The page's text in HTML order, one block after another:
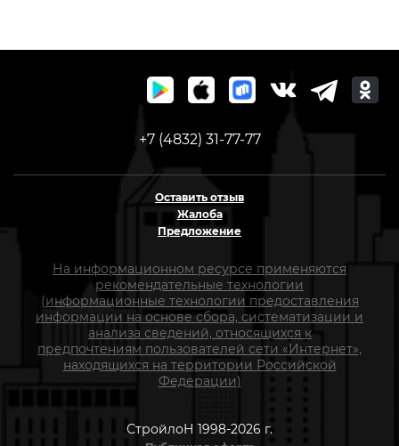
+7 (4832) 31-77-77
Оставить отзыв
Жалоба
Предложение
На информационном ресурсе применяются
рекомендательные технологии
(информационные технологии предоставления
информации на основе сбора, систематизации и
анализа сведений, относящихся к
предпочтениям пользователей сети «Интернет»,
находящихся на территории Российской
Федерации)
СтройлоН 1998-2026 г.